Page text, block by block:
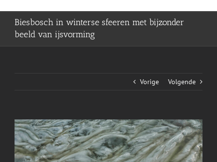
Biesbosch in winterse sfeeren met bijzonder
beeld van ijsvorming
Vorige Volgende
View
Larger
Image